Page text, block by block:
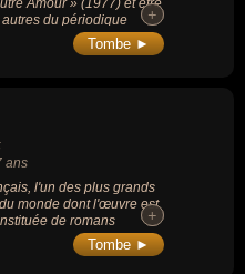
Amour » (1977) et être
du périodique
» en 1984.
+
+
Tombe ►
ans
l'un des plus grands
monde dont l'œuvre est
de romans
les progrès scientifiques
dont : « Voyage au
+
+
Tombe ►